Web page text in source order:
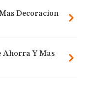
Decoracion
Ahorra Y Mas